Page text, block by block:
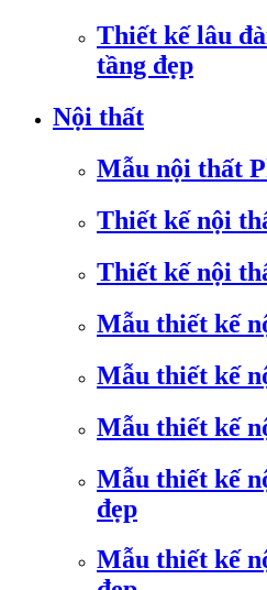
Thiết kế lâu
tầng đẹp
Nội thất
Mẫu nội thất
Thiết kế nội
Thiết kế nội
Mẫu thiết kế
Mẫu thiết kế
Mẫu thiết kế
Mẫu thiết kế
đẹp
Mẫu thiết kế